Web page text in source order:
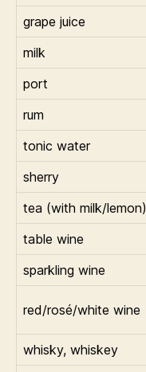
grape juice
milk
port
rum
tonic water
sherry
tea (with milk/lemon)
table wine
sparkling wine
red/rosé/white wine
whisky, whiskey